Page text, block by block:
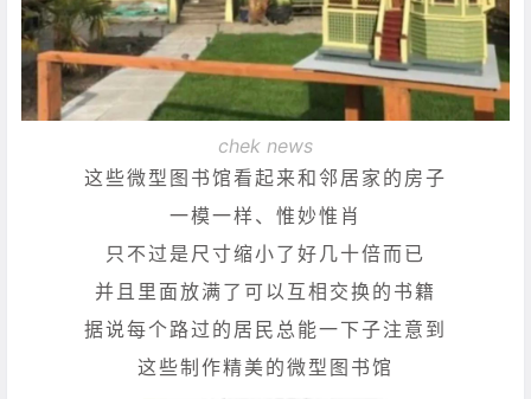
chek news
这些微型图书馆看起来和邻居家的房子
一模一样、惟妙惟肖
只不过是尺寸缩小了好几十倍而已
并且里面放满了可以互相交换的书籍
据说每个路过的居民总能一下子注意到
这些制作精美的微型图书馆